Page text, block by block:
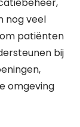
nog veel
patiënten
bij
omgeving